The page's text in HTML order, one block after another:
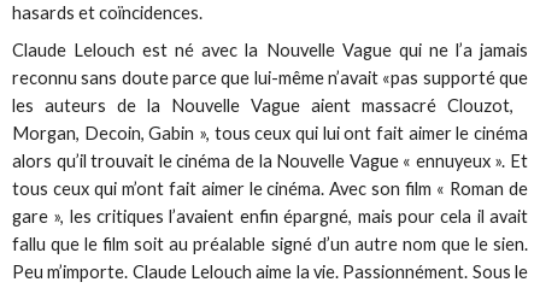
hasards et coïncidences.
Claude Lelouch est né avec la Nouvelle Vague qui ne l’a jamais
reconnu sans doute parce que lui-même n’avait «pas supporté que
les auteurs de la Nouvelle Vague aient massacré Clouzot,
Morgan, Decoin, Gabin », tous ceux qui lui ont fait aimer le cinéma
alors qu’il trouvait le cinéma de la Nouvelle Vague « ennuyeux ». Et
tous ceux qui m’ont fait aimer le cinéma. Avec son film « Roman de
gare », les critiques l’avaient enfin épargné, mais pour cela il avait
fallu que le film soit au préalable signé d’un autre nom que le sien.
Peu m’importe. Claude Lelouch aime la vie. Passionnément. Sous le